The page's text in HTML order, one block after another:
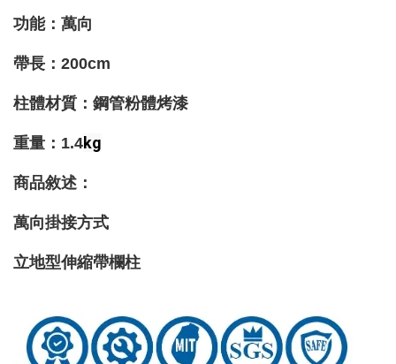
功能：萬向
帶長：200cm
柱體材質 ：鋼管粉體烤漆
重量 ：1.4kg
商品敘述：
萬向掛接方式
立地型伸縮帶欄柱